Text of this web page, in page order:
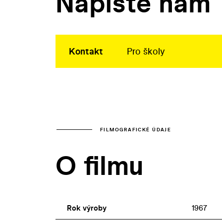
Kontakt Pro školy
FILMOGRAFICKÉ ÚDAJE
O filmu
Rok výroby 1967